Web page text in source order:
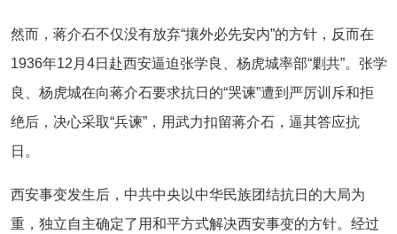
然而，蒋介石不仅没有放弃“攘外必先安内”的方针，反而在
1936年12月4日赴西安逼迫张学良、杨虎城率部“剿共”。张学
良、杨虎城在向蒋介石要求抗日的“哭谏”遭到严厉训斥和拒
绝后，决心采取“兵谏”，用武力扣留蒋介石，逼其答应抗
日。
西安事变发生后，中共中央以中华民族团结抗日的大局为
重，独立自主确定了用和平方式解决西安事变的方针。经过